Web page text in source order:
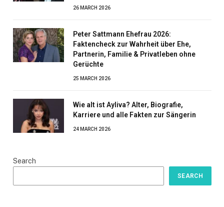
26 MARCH 2026
Peter Sattmann Ehefrau 2026:
Faktencheck zur Wahrheit über Ehe,
Partnerin, Familie & Privatleben ohne
Gerüchte
25 MARCH 2026
Wie alt ist Ayliva? Alter, Biografie,
Karriere und alle Fakten zur Sängerin
24 MARCH 2026
Search
SEARCH